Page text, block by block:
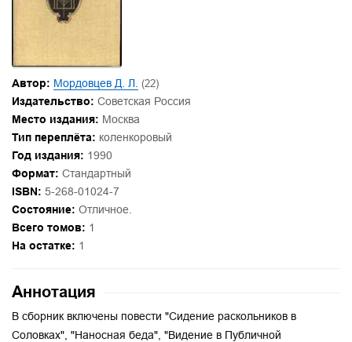
Автор: Мордовцев Д. Л. (22)
Издательство: Советская Россия
Место издания: Москва
Тип переплёта: коленкоровый
Год издания: 1990
Формат: Стандартный
ISBN: 5-268-01024-7
Состояние: Отличное.
Всего томов: 1
На остатке: 1
Аннотация
В сборник включены повести "Сидение раскольников в
Соловках", "Наносная беда", "Видение в Публичной